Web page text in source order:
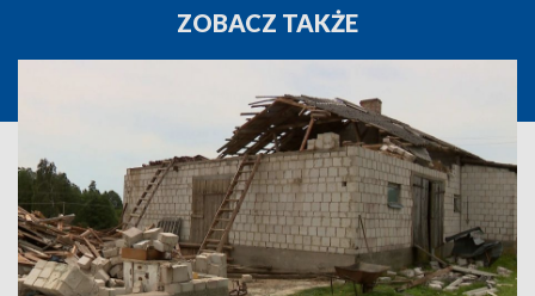
ZOBACZ TAKŻE